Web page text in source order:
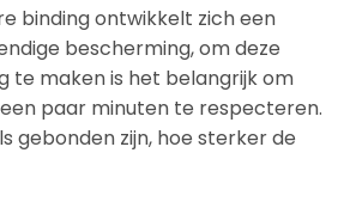
binding ontwikkelt zich een
bescherming, om deze
te maken is het belangrijk om
paar minuten te respecteren.
gebonden zijn, hoe sterker de